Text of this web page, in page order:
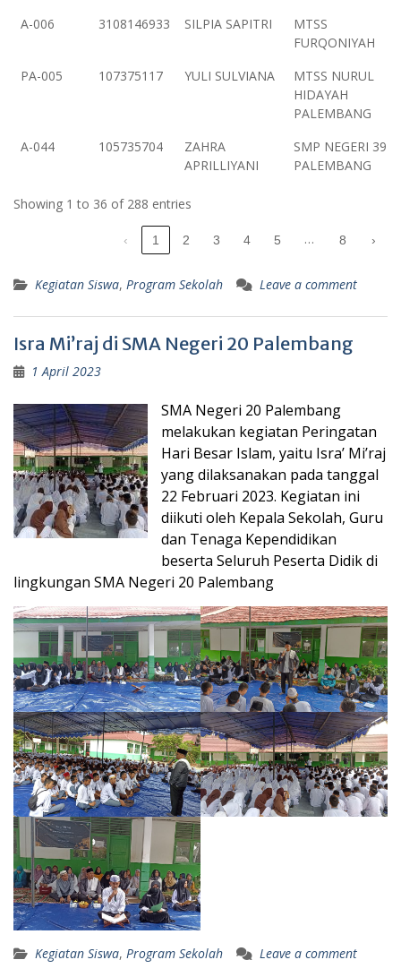
A-006
3108146933 SILPIA SAPITRI
MTSS
FURQONIYAH
PA-005
107375117 YULI SULVIANA
MTSS NURUL
HIDAYAH
PALEMBANG
A-044
105735704
ZAHRA
APRILLIYANI
SMP NEGERI 39
PALEMBANG
Showing 1 to 36 of 288 entries
‹ 1 2 3 4 5 … 8 ›
Kegiatan Siswa, Program Sekolah Leave a comment
Isra Mi’raj di SMA Negeri 20 Palembang
1 April 2023
SMA Negeri 20 Palembang
melakukan kegiatan Peringatan
Hari Besar Islam, yaitu Isra’ Mi’raj
yang dilaksanakan pada tanggal
22 Februari 2023. Kegiatan ini
diikuti oleh Kepala Sekolah, Guru
dan Tenaga Kependidikan
beserta Seluruh Peserta Didik di
lingkungan SMA Negeri 20 Palembang
Kegiatan Siswa, Program Sekolah Leave a comment